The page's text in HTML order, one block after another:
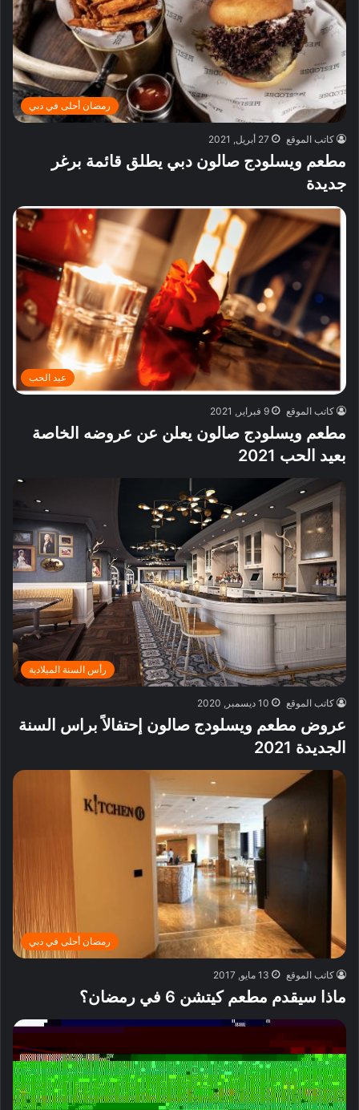
رمضان أحلى في دبي
كاتب الموقع 27 أبريل, 2021
مطعم ويسلودج صالون دبي يطلق قائمة برغر
جديدة
عيد الحب
كاتب الموقع 9 فبراير, 2021
مطعم ويسلودج صالون يعلن عن عروضه الخاصة
بعيد الحب 2021
رأس السنة الميلادية
كاتب الموقع 10 ديسمبر, 2020
عروض مطعم ويسلودج صالون إحتفالاً براس السنة
الجديدة 2021
رمضان أحلى في دبي
كاتب الموقع 13 مايو, 2017
ماذا سيقدم مطعم كيتشن 6 في رمضان؟